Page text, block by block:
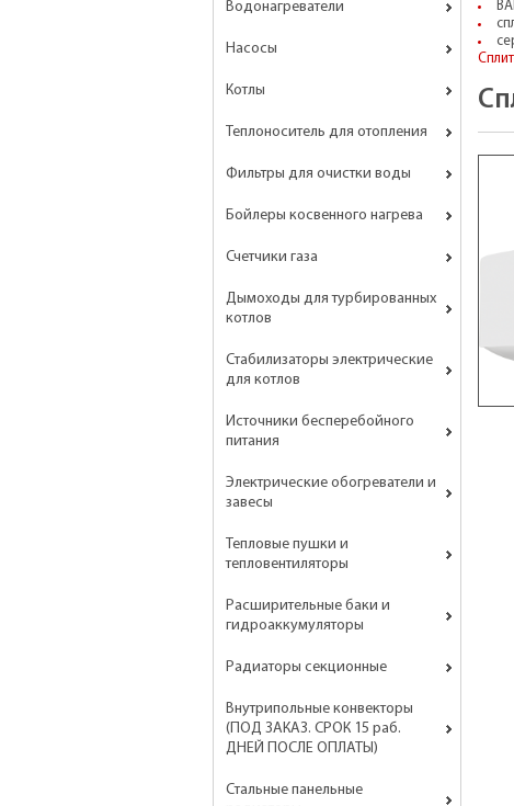
Водонагреватели
Насосы
Котлы
Теплоноситель для отопления
Фильтры для очистки воды
Бойлеры косвенного нагрева
Счетчики газа
Дымоходы для турбированных
котлов
Стабилизаторы электрические
для котлов
Источники бесперебойного
питания
Электрические обогреватели и
завесы
Тепловые пушки и
тепловентиляторы
Расширительные баки и
гидроаккумуляторы
Радиаторы секционные
Внутрипольные конвекторы
(ПОД ЗАКАЗ. СРОК 15 раб.
ДНЕЙ ПОСЛЕ ОПЛАТЫ)
Стальные панельные